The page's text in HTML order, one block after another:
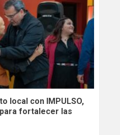
local con IMPULSO,
fortalecer las